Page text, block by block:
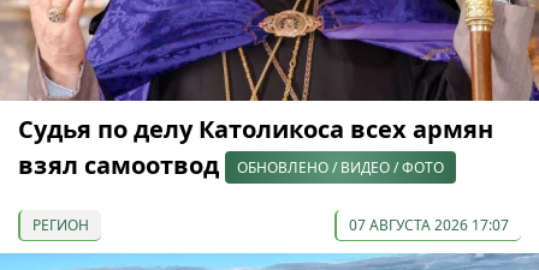
Судья по делу Католикоса всех армян
взял самоотвод
ОБНОВЛЕНО / ВИДЕО / ФОТО
РЕГИОН 07 АВГУСТА 2026 17:07